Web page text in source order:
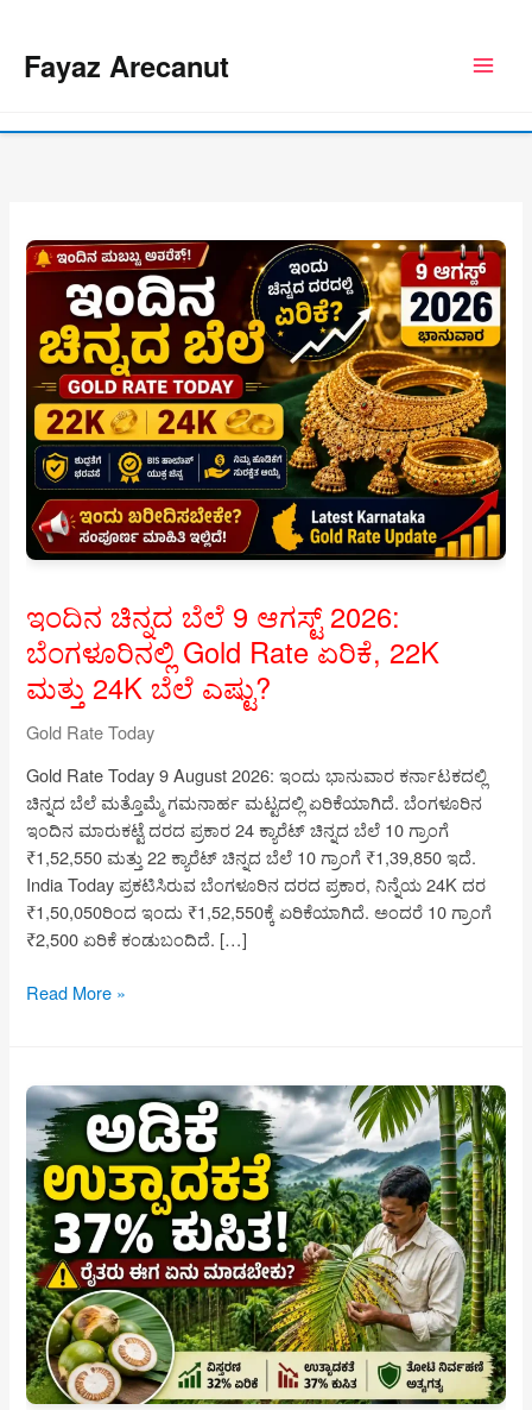
contentFayaz Arecanut
ಇಂದಿನ ಚಿನ್ನದ ಬೆಲೆ 9 ಆಗಸ್ಟ್ 2026:
ಬೆಂಗಳೂರಿನಲ್ಲಿ Gold Rate ಏರಿಕೆ, 22K
ಮತ್ತು 24K ಬೆಲೆ ಎಷ್ಟು?
Gold Rate Today
Gold Rate Today 9 August 2026: ಇಂದು ಭಾನುವಾರ ಕರ್ನಾಟಕದಲ್ಲಿ
ಚಿನ್ನದ ಬೆಲೆ ಮತ್ತೊಮ್ಮೆ ಗಮನಾರ್ಹ ಮಟ್ಟದಲ್ಲಿ ಏರಿಕೆಯಾಗಿದೆ. ಬೆಂಗಳೂರಿನ
ಇಂದಿನ ಮಾರುಕಟ್ಟೆ ದರದ ಪ್ರಕಾರ 24 ಕ್ಯಾರೆಟ್ ಚಿನ್ನದ ಬೆಲೆ 10 ಗ್ರಾಂಗೆ
₹1,52,550 ಮತ್ತು 22 ಕ್ಯಾರೆಟ್ ಚಿನ್ನದ ಬೆಲೆ 10 ಗ್ರಾಂಗೆ ₹1,39,850 ಇದೆ.
India Today ಪ್ರಕಟಿಸಿರುವ ಬೆಂಗಳೂರಿನ ದರದ ಪ್ರಕಾರ, ನಿನ್ನೆಯ 24K ದರ
₹1,50,050ರಿಂದ ಇಂದು ₹1,52,550ಕ್ಕೆ ಏರಿಕೆಯಾಗಿದೆ. ಅಂದರೆ 10 ಗ್ರಾಂಗೆ
₹2,500 ಏರಿಕೆ ಕಂಡುಬಂದಿದೆ. […]
ಇಂದಿನ
ಆಗಸ್ಟ್
2026:
ಬೆಂಗಳೂರಿನಲ್ಲಿ
Gold
Rate
ಏರಿಕೆ,
22K
ಮತ್ತು
24K
ಬೆಲೆ
ಎಷ್ಟು?
Read More »